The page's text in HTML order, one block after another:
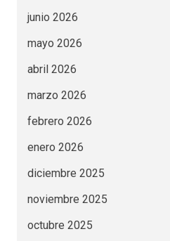
junio 2026
mayo 2026
abril 2026
marzo 2026
febrero 2026
enero 2026
diciembre 2025
noviembre 2025
octubre 2025